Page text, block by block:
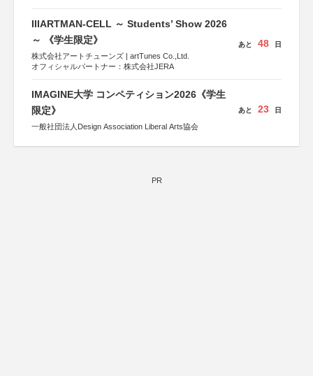
IIIARTMAN-CELL ～ Students’ Show 2026
～ 《学生限定》
株式会社アートチューンズ | artTunes Co.,Ltd.
オフィシャルパートナー：株式会社JERA
あと 48 日
IMAGINE大学 コンペティション2026《学生
限定》
一般社団法人Design Association Liberal Arts協会
あと 23 日
PR